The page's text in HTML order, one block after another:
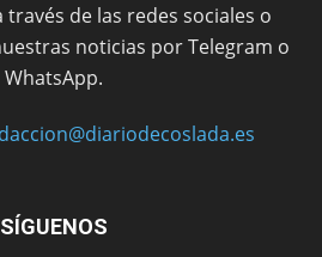
de las redes sociales o
noticias por Telegram o
WhatsApp.
SÍGUENOS